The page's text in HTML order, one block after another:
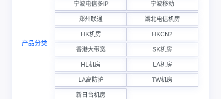
产品分类
宁波电信多IP 宁波移动
郑州联通 湖北电信机房
HK机房 HKCN2
香港大带宽 SK机房
HL机房 LA机房
LA高防护 TW机房
新日台机房